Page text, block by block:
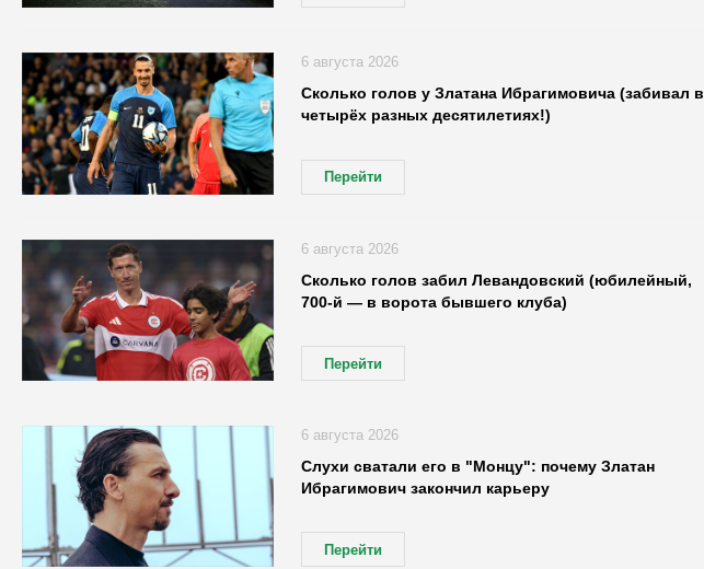
Сколько голов у Златана Ибрагимовича (забивал в
четырёх разных десятилетиях!)
Перейти
6 августа 2026
Сколько голов забил Левандовский (юбилейный,
700-й — в ворота бывшего клуба)
Перейти
6 августа 2026
Слухи сватали его в "Монцу": почему Златан
Ибрагимович закончил карьеру
Перейти
6 августа 2026